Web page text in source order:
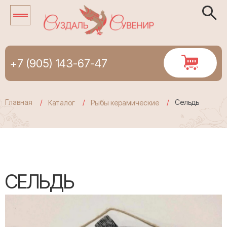
+7 (905) 143-67-47
Главная Каталог Рыбы керамические Сельдь
СЕЛЬДЬ